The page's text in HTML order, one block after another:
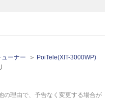
ーナー
PoiTele(XIT-3000WP)
の理由で、予告なく変更する場合が